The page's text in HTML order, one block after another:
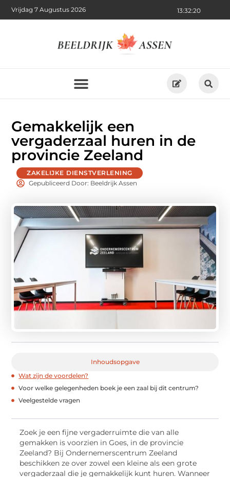
13:32:21
Vrijdag 7 Augustus 2026
Gemakkelijk een
vergaderzaal huren in de
provincie Zeeland
ZAKELIJKE DIENSTVERLENING
Gepubliceerd Door: Beeldrijk Assen
Inhoudsopgave
Wat zijn de voordelen?
Voor welke gelegenheden boek je een zaal bij dit centrum?
Veelgestelde vragen
Zoek je een fijne vergaderruimte die van alle
gemakken is voorzien in Goes, in de provincie
Zeeland? Bij Ondernemerscentrum Zeeland
beschikken ze over zowel een kleine als een grote
vergaderzaal die je gemakkelijk kunt huren. Wanneer